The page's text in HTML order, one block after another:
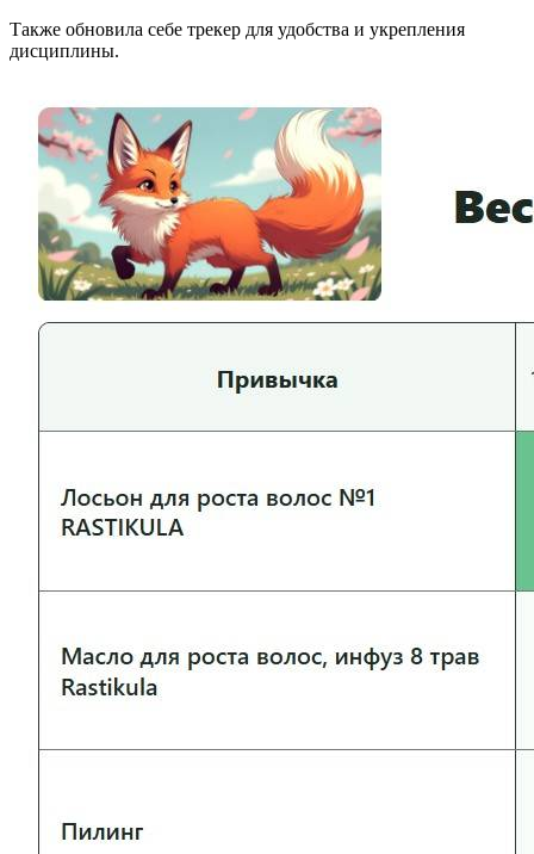
Также обновила себе трекер для удобства и укрепления
дисциплины.